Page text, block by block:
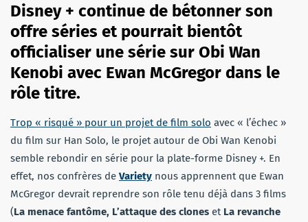
Disney + continue de bétonner son
offre séries et pourrait bientôt
officialiser une série sur Obi Wan
Kenobi avec Ewan McGregor dans le
rôle titre.
Trop « risqué » pour un projet de film solo avec « l’échec »
du film sur Han Solo, le projet autour de Obi Wan Kenobi
semble rebondir en série pour la plate-forme Disney +. En
effet, nos confrères de Variety nous apprennent que Ewan
McGregor devrait reprendre son rôle tenu déjà dans 3 films
(La menace fantôme, L’attaque des clones et La revanche